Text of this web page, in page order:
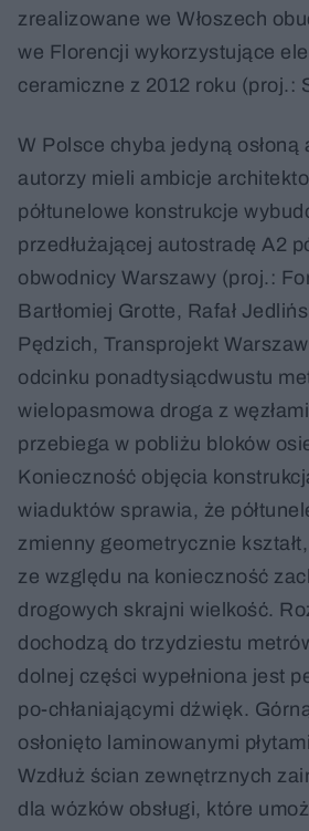
zrealizowane we Włoszech
we Florencji wykorzystujące
ceramiczne z 2012 roku (proj.:
W Polsce chyba jedyną
autorzy mieli ambicje
półtunelowe konstrukcje
przedłużającej autostradę A2
obwodnicy Warszawy (proj.:
Bartłomiej Grotte, Rafał
Pędzich, Transprojekt
odcinku ponadtysiącdwustu
wielopasmowa droga z
przebiega w pobliżu bloków
Konieczność objęcia
wiaduktów sprawia, że
zmienny geometrycznie
ze względu na konieczność
drogowych skrajni wielkość.
dochodzą do trzydziestu
dolnej części wypełniona jest
po-chłaniającymi dźwięk.
osłonięto laminowanymi
Wzdłuż ścian zewnętrznych
dla wózków obsługi, które